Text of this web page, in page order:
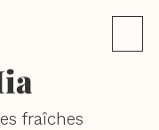
fraîches